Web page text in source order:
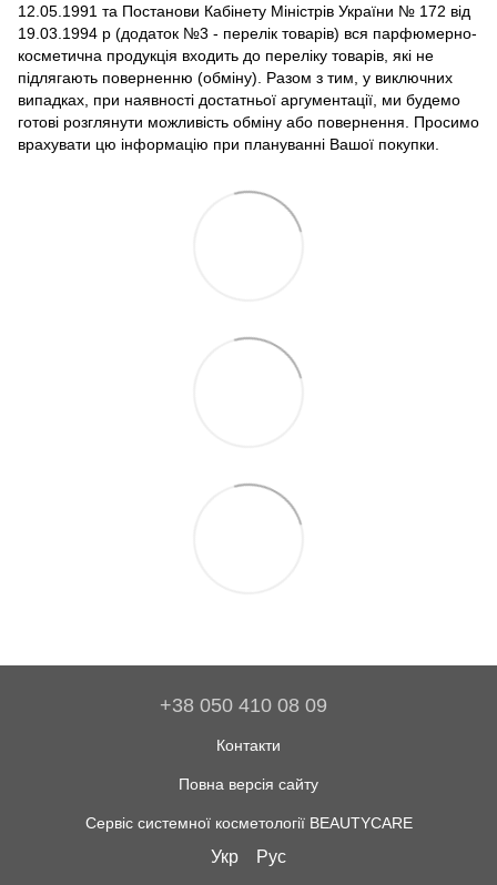
12.05.1991 та Постанови Кабінету Міністрів України № 172 від
19.03.1994 р (додаток №3 - перелік товарів) вся парфюмерно-
косметична продукція входить до переліку товарів, які не
підлягають поверненню (обміну). Разом з тим, у виключних
випадках, при наявності достатньої аргументації, ми будемо
готові розглянути можливість обміну або повернення. Просимо
врахувати цю інформацію при плануванні Вашої покупки.
+38 050 410 08 09
Контакти
Повна версія сайту
Сервіс системної косметології BEAUTYCARE
Укр Рус